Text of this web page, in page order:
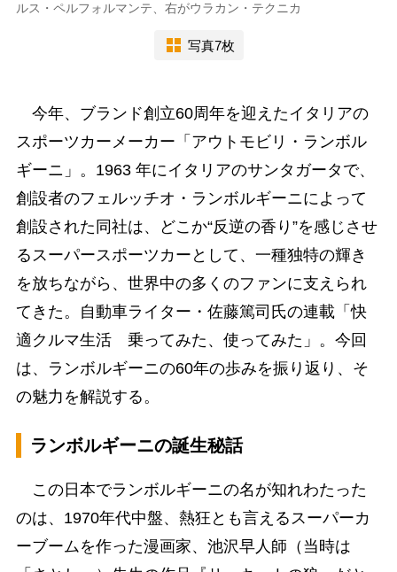
ルス・ペルフォルマンテ、右がウラカン・テクニカ
写真7枚
今年、ブランド創立60周年を迎えたイタリアの
スポーツカーメーカー「アウトモビリ・ランボル
ギーニ」。1963 年にイタリアのサンタガータで、
創設者のフェルッチオ・ランボルギーニによって
創設された同社は、どこか“反逆の香り”を感じさせ
るスーパースポーツカーとして、一種独特の輝き
を放ちながら、世界中の多くのファンに支えられ
てきた。自動車ライター・佐藤篤司氏の連載「快
適クルマ生活 乗ってみた、使ってみた」。今回
は、ランボルギーニの60年の歩みを振り返り、そ
の魅力を解説する。
ランボルギーニの誕生秘話
この日本でランボルギーニの名が知れわたった
のは、1970年代中盤、熱狂とも言えるスーパーカ
ーブームを作った漫画家、池沢早人師（当時は